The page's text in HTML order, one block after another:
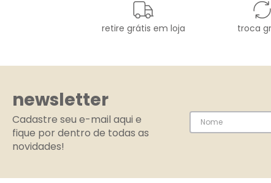
retire grátis em loja troca
newsletter
Cadastre seu e-mail aqui e
fique por dentro de todas as
novidades!